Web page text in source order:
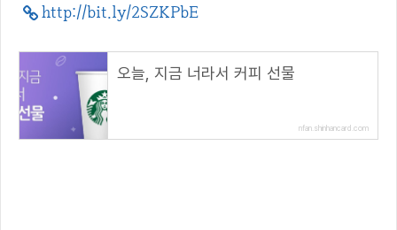
http://bit.ly/2SZKPbE
오늘, 지금 너라서 커피 선물
nfan.shinhancard.com